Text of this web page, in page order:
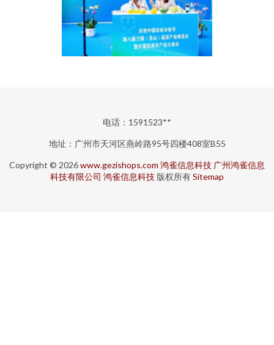
电话：1591523**
地址：广州市天河区燕岭路95号四楼408室B55
Copyright © 2026www.gezishops.com 鸿雀信息科技 广州鸿雀信息
科技有限公司 鸿雀信息科技 版权所有Sitemap